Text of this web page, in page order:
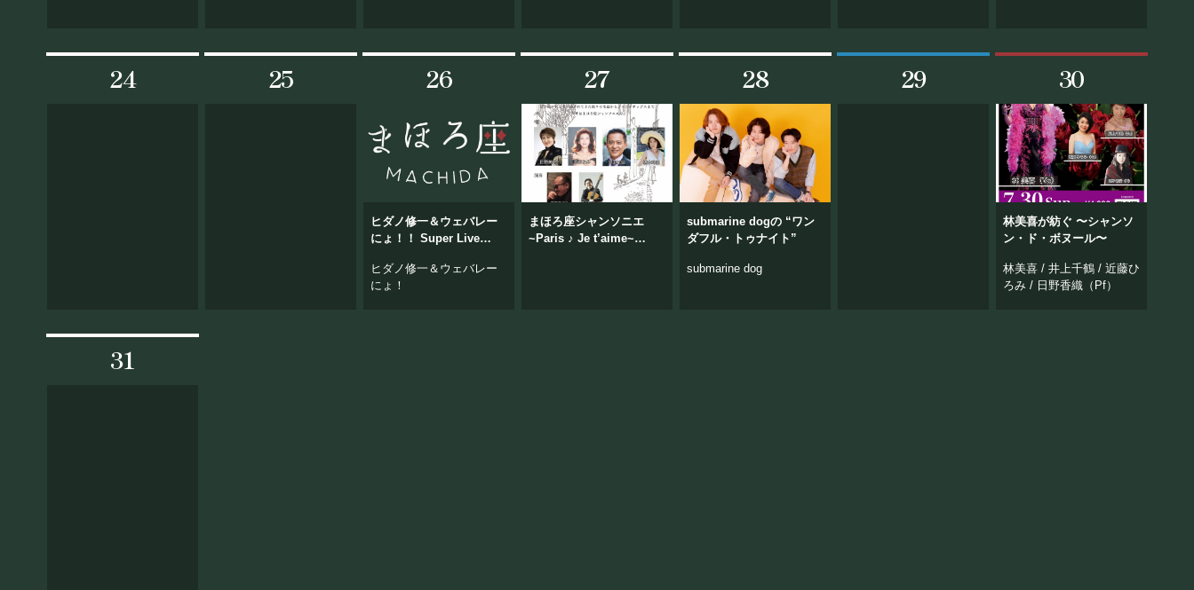
24 25 26
ヒダノ修一＆ウェバレー
にょ！！ Super Live
ヒダノ修一＆ウェバレー
にょ！
27
まほろ座シャンソニエ
~Paris ♪ Je t’aime~
28
submarine dogの “ワン
ダフル・トゥナイト”
submarine dog
29 30
林美喜が紡ぐ 〜シャンソ
ン・ド・ボヌール〜
林美喜 / 井上千鶴 / 近藤ひ
ろみ / 日野香織（Pf）
31